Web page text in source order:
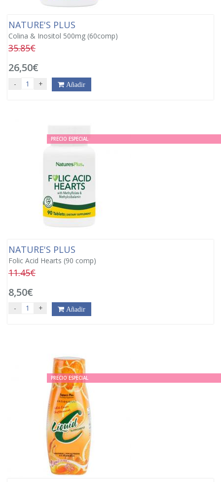
NATURE'S PLUS
Colina & Inositol 500mg (60comp)
35.85€
26,50€
- + Añadir
PRECIO ESPECIAL
NATURE'S PLUS
Folic Acid Hearts (90 comp)
11.45€
8,50€
- + Añadir
PRECIO ESPECIAL